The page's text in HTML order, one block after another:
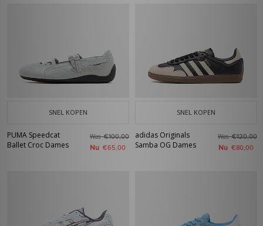
SNEL KOPEN
PUMA Speedcat
Ballet Croc Dames
Was€100,00
Nu €65,00
SNEL KOPEN
adidas Originals
Samba OG Dames
Was€120,00
Nu €80,00